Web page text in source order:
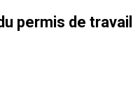
permis de travail